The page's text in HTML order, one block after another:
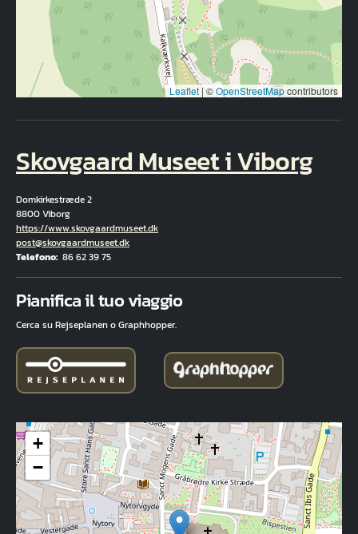
Leaflet | ©OpenStreetMapcontributors
Skovgaard Museet i Viborg
Domkirkestræde 2
8800 Viborg
Hjemmeside
https://www.skovgaardmuseet.dk
E-mail
post@skovgaardmuseet.dk
Telefono 86 62 39 75
Pianifica il tuo viaggio
Cerca su Rejseplanen o Graphhopper.
+
−